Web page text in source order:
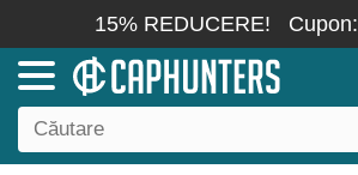
15% REDUCERE! Cupon: